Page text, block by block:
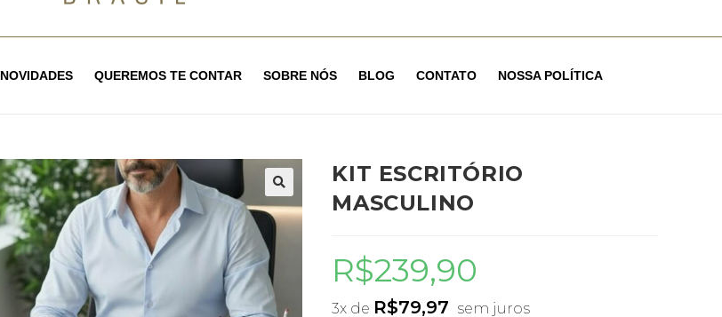
NOVIDADES QUEREMOS TE CONTAR SOBRE NÓS BLOG CONTATO NOSSA POLÍTICA
KIT ESCRITÓRIO
MASCULINO
R$239,90
3x de R$79,97 sem juros